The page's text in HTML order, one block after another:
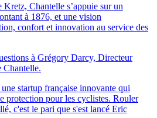
Chantelle s’appuie sur un
à 1876, et une vision
confort et innovation au service des
à Grégory Darcy, Directeur
Chantelle.
startup française innovante qui
protection pour les cyclistes. Rouler
c'est le pari que s'est lancé Eric